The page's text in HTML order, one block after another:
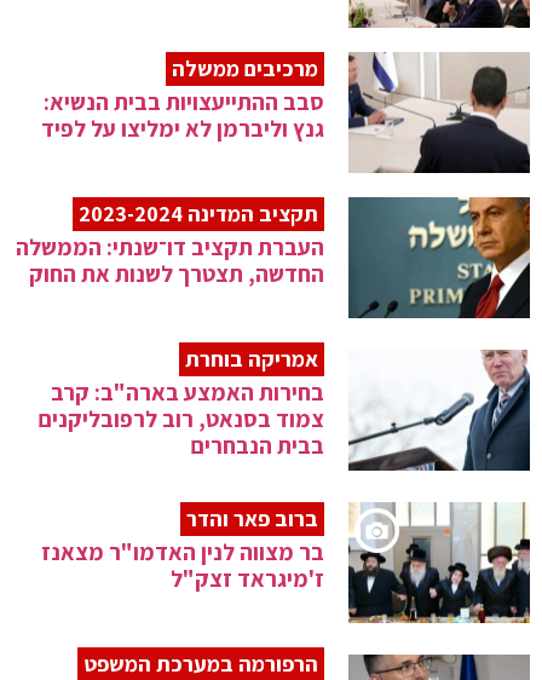
מרכיבים ממשלה
סבב ההתייעצויות בבית הנשיא:
גנץ וליברמן לא ימליצו על לפיד
תקציב המדינה 2023-2024
העברת תקציב דו־שנתי: הממשלה
החדשה, תצטרך לשנות את החוק
אמריקה בוחרת
בחירות האמצע בארה"ב: קרב
צמוד בסנאט, רוב לרפובליקנים
בבית הנבחרים
ברוב פאר והדר
בר מצווה לנין האדמו"ר מצאנז
ז'מיגראד זצק"ל
הרפורמה במערכת המשפט